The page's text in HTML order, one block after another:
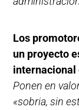
Los
un proyecto
internacional
Ponen en
«sobria, sin